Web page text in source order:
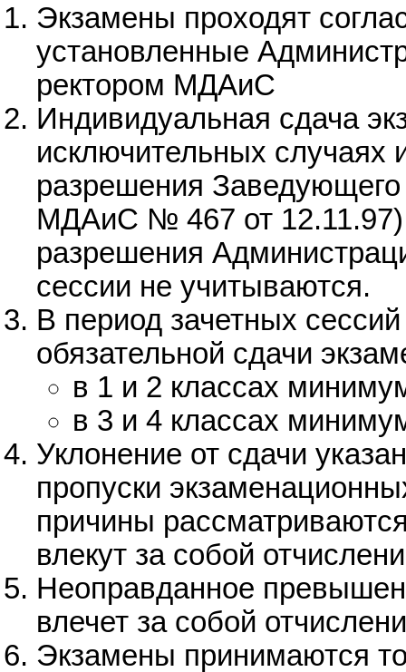
Экзамены проходят
установленные
ректором МДАиС
Индивидуальная сдача
исключительных случаях
разрешения
МДАиС № 467 от
разрешения
сессии не учитываются.
В период зачетных
обязательной сдачи
в 1 и 2 классах
в 3 и 4 классах
Уклонение от сдачи
пропуски
причины
влекут за собой
Неоправданное
влечет за собой
Экзамены принимаются